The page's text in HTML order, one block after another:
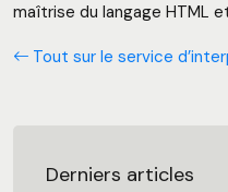
maîtrise du langage HTML
Tout sur le service
Derniers articles